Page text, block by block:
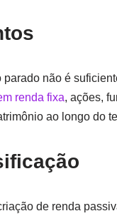
não é
renda fixa, ações,
ao longo do
de renda